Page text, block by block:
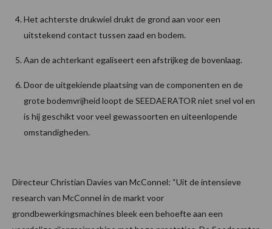
Het achterste drukwiel drukt de grond aan voor een
uitstekend contact tussen zaad en bodem.
Aan de achterkant egaliseert een afstrijkeg de bovenlaag.
Door de uitgekiende plaatsing van de componenten en de
grote bodemvrijheid loopt de SEEDAERATOR niet snel vol en
is hij geschikt voor veel gewassoorten en uiteenlopende
omstandigheden.
Directeur Christian Davies van McConnel: “Uit de intensieve
research van McConnel in de markt voor
grondbewerkingsmachines bleek een behoefte aan een